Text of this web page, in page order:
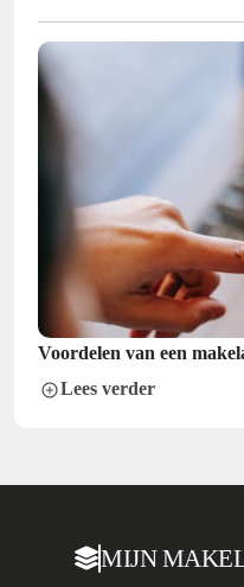
Voordelen van een
Lees verder
MIJN